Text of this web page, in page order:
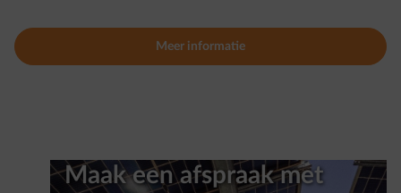
Meer informatie
Maak een afspraak met